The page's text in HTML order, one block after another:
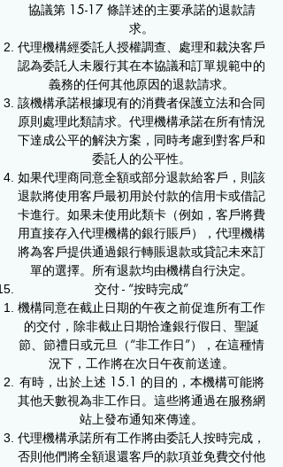
協議第 15-17 條詳述的主要承諾的退款請
求。​
代理機構經委託人授權調查、處理和裁決客戶
認為委託人未履行其在本協議和訂單規範中的
義務的任何其他原因的退款請求。
該機構承諾根據現有的消費者保護立法和合同
原則處理此類請求。代理機構承諾在所有情況
下達成公平的解決方案，同時考慮到對客戶和
委託人的公平性。
如果代理商同意全額或部分退款給客戶，則該
退款將使用客戶最初用於付款的信用卡或借記
卡進行。如果未使用此類卡（例如，客戶將費
用直接存入代理機構的銀行賬戶），代理機構
將為客戶提供通過銀行轉賬退款或貸記未來訂
單的選擇。所有退款均由機構自行決定。
交付 - “按時完成”
機構同意在截止日期的午夜之前促進所有工作
的交付，除非截止日期恰逢銀行假日、聖誕
節、節禮日或元旦（“非工作日”），在這種情
況下，工作將在次日午夜前送達。
有時，出於上述 15.1 的目的，本機構可能將
其他天數視為非工作日。這些將通過在服務網
站上發布通知來傳達。
代理機構承諾所有工作將由委託人按時完成，
否則他們將全額退還客戶的款項並免費交付他